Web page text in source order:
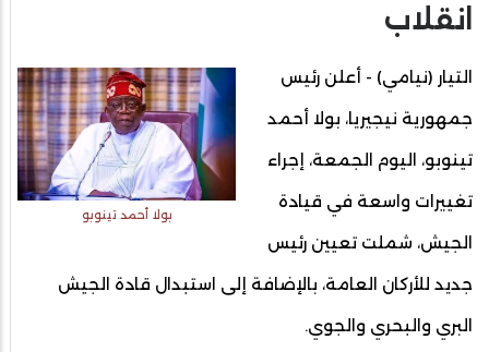
انقلاب
بولا أحمد تينوبو
التيار (نيامي) - أعلن رئيس
جمهورية نيجيريا، بولا أحمد
تينوبو، اليوم الجمعة، إجراء
تغييرات واسعة في قيادة
الجيش، شملت تعيين رئيس
جديد للأركان العامة، بالإضافة إلى استبدال قادة الجيش
البري والبحري والجوي.